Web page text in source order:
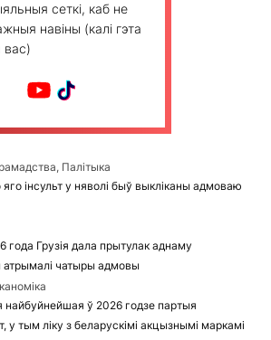
сеткі, каб не
навіны (калі гэта
вас)
Палітыка
яго інсульт у няволі быў выкліканы адмоваю
года Грузія дала прытулак аднаму
чатыры адмовы
найбуйнейшая ў 2026 годзе партыя
у тым ліку з беларускімі акцызнымі маркамі